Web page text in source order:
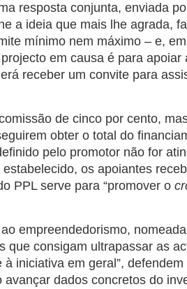
resposta conjunta, enviada
a ideia que mais lhe agrada,
mínimo nem máximo – e,
em causa é para apoiar
receber um convite para
de cinco por cento,
obter o total do
pelo promotor não for
os apoiantes
PPL serve para “promover o
empreendedorismo,
que consigam ultrapassar as
à iniciativa em geral”,
avançar dados concretos do